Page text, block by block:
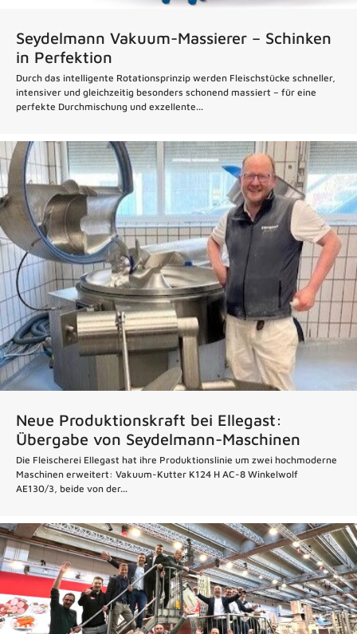
Seydelmann Vakuum-Massierer – Schinken
in Perfektion
Durch das intelligente Rotationsprinzip werden Fleischstücke schneller,
intensiver und gleichzeitig besonders schonend massiert – für eine
perfekte Durchmischung und exzellente...
Neue Produktionskraft bei Ellegast:
Übergabe von Seydelmann-Maschinen
Die Fleischerei Ellegast hat ihre Produktionslinie um zwei hochmoderne
Maschinen erweitert: Vakuum-Kutter K124 H AC-8 Winkelwolf
AE130/3, beide von der...